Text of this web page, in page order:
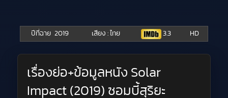
ปีที่ฉาย 2019 เสียง : ไทย 3.3 HD
เรื่องย่อ+ข้อมูลหนัง Solar
Impact (2019) ซอมบี้สุริยะ